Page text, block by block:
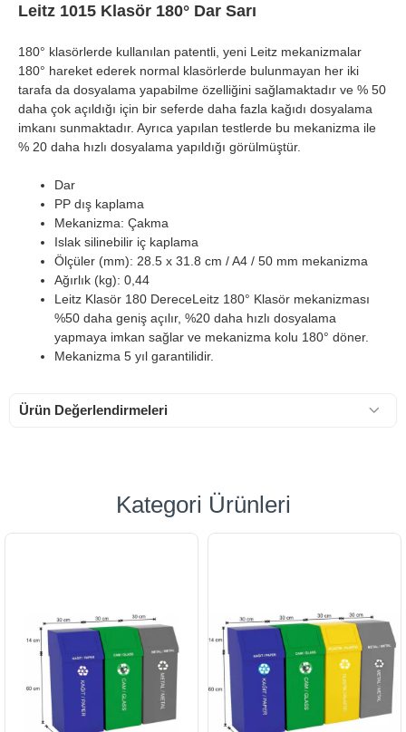
Leitz 1015 Klasör 180° Dar Sarı
180° klasörlerde kullanılan patentli, yeni Leitz mekanizmalar
180° hareket ederek normal klasörlerde bulunmayan her iki
tarafa da dosyalama yapabilme özelliğini sağlamaktadır ve % 50
daha çok açıldığı için bir seferde daha fazla kağıdı dosyalama
imkanı sunmaktadır. Ayrıca yapılan testlerde bu mekanizma ile
% 20 daha hızlı dosyalama yapıldığı görülmüştür.
Dar
PP dış kaplama
Mekanizma: Çakma
Islak silinebilir iç kaplama
Ölçüler (mm): 28.5 x 31.8 cm / A4 / 50 mm mekanizma
Ağırlık (kg): 0,44
Leitz Klasör 180 DereceLeitz 180° Klasör mekanizması
%50 daha geniş açılır, %20 daha hızlı dosyalama
yapmaya imkan sağlar ve mekanizma kolu 180° döner.
Mekanizma 5 yıl garantilidir.
Ürün Değerlendirmeleri
Kategori Ürünleri